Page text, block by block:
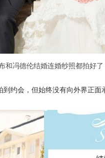
和冯德伦结婚连婚纱照都拍好了
约会，但始终没有向外界正